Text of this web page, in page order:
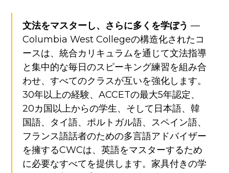
文法をマスターし、さらに多くを学ぼう —
Columbia West Collegeの構造化されたコ
ースは、統合カリキュラムを通じて文法指導
と集中的な毎日のスピーキング練習を組み合
わせ、すべてのクラスが互いを強化します。
30年以上の経験、ACCETの最大5年認定、
20カ国以上からの学生、そして日本語、韓
国語、タイ語、ポルトガル語、スペイン語、
フランス語話者のための多言語アドバイザー
を擁するCWCは、英語をマスターするため
に必要なすべてを提供します。家具付きの学